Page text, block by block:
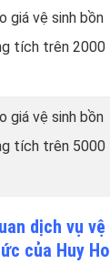
giá vệ sinh bồn
tích trên 2000
giá vệ sinh bồn
tích trên 5000
dịch vụ
của Huy